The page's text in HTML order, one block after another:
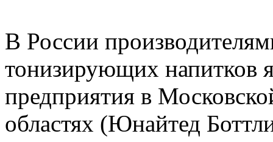
В России
тонизирующих напитков
предприятия в
областях (Юнайтед